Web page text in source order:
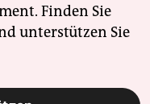
Finden Sie
unterstützen Sie